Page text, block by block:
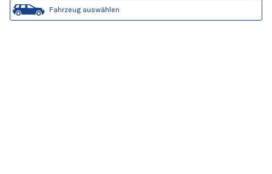
Fahrzeug auswählen